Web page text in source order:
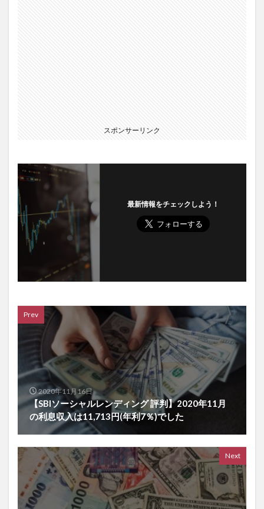
スポンサーリンク
最新情報をチェックしよう！
Prev
2020年11月16日
【SBIソーシャルレンディング 評判】2020年11月
の利息収入は11,713円(年利7％)でした
Next